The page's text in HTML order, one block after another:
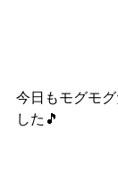
今日もモグモ
した🎵